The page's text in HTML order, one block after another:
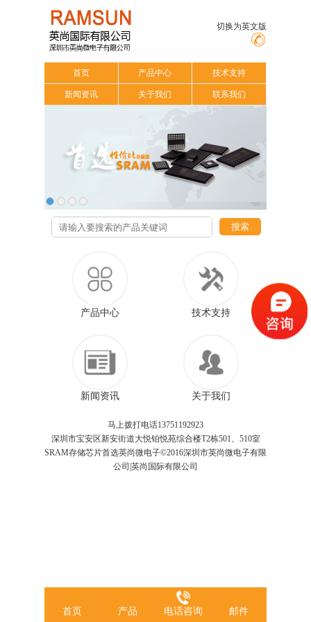
切换为英文版
首页 产品中心 技术支持
新闻资讯 关于我们 联系我们
搜索
产品中心 技术支持
新闻资讯 关于我们
马上拨打电话13751192923
深圳市宝安区新安街道大悦铂悦苑综合楼T2栋501、510室
SRAM存储芯片首选英尚微电子©2016深圳市英尚微电子有限
公司|英尚国际有限公司
首页 产品 电话咨询 邮件